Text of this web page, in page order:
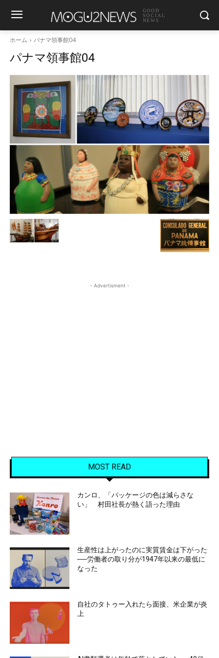
GOOD
SOCIAL
NEWS
ホーム パナマ領事館04
パナマ領事館04
- Advertisment -
MOST READ
カンロ、「パッケージの色は減らさな
い」 村田社長が熱く語った理由
生産性は上がったのに実質賃金は下がった
──労働者の取り分が1947年以来の最低に
なった
自社のタトゥー入れたら面接、米企業が炎
上